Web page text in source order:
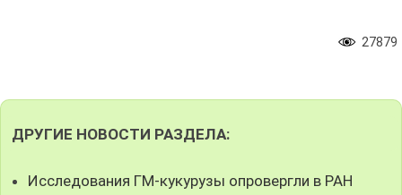
27879
ДРУГИЕ НОВОСТИ РАЗДЕЛА:
Исследования ГМ-кукурузы опровергли в РАН